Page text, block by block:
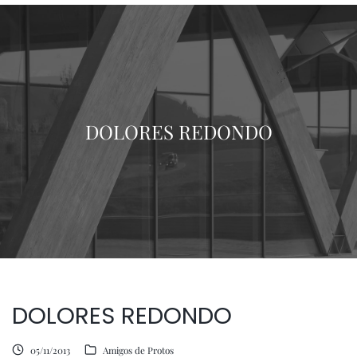
DOLORES REDONDO
DOLORES REDONDO
05/11/2013 Amigos de Protos